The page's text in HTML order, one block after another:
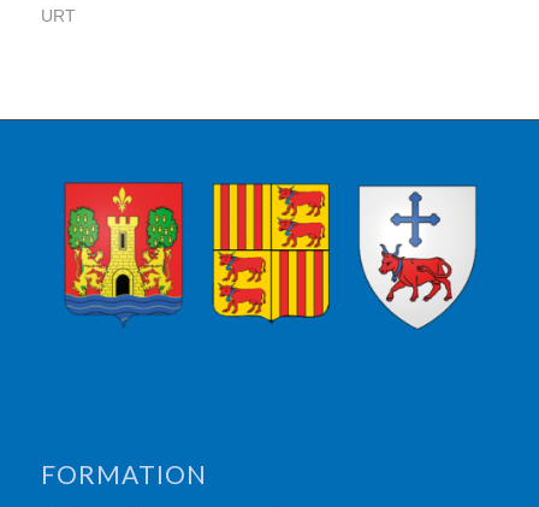
URT
FORMATION